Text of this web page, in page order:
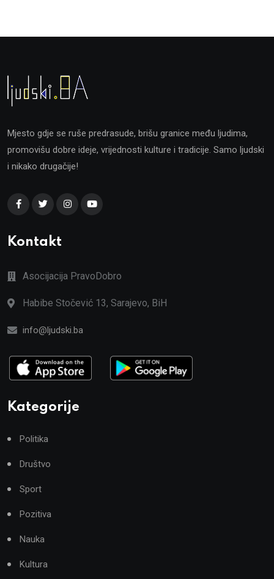
Mjesto gdje se ruše predrasude, brišu granice među ljudima,
promovišu dobre ideje, vrijednosti kulture i tradicije. Samo ljudski
i nikako drugačije!
Kontakt
Asocijacija PravoDobro
Habibe Stočević 13, Sarajevo, BiH
info@ljudski.ba
Kategorije
Politika
Društvo
Sport
Pozitiva
Nauka
Kultura